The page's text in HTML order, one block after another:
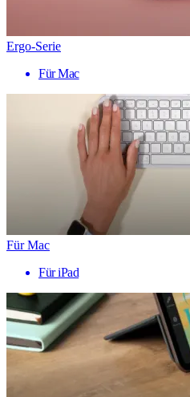
Ergo-Serie
Für Mac
Für Mac
Für iPad